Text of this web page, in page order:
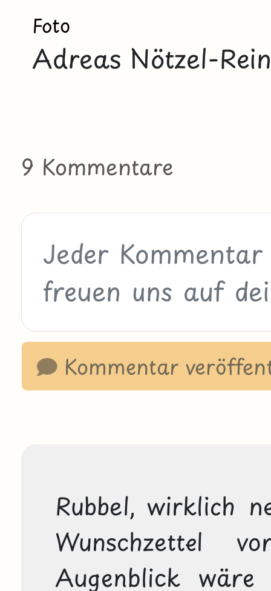
Foto
Adreas Nötzel-
9 Kommentare
Kommentar
Rubbel, wirklich
Wunschzettel
Augenblick